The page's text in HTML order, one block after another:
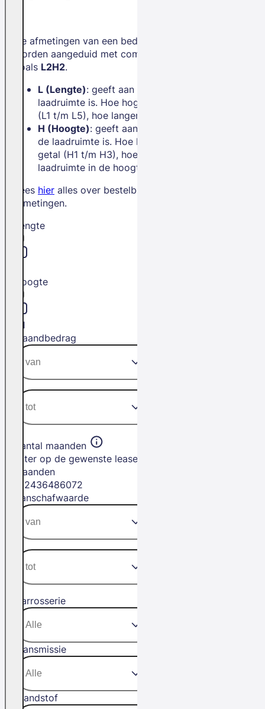
De afmetingen van een bedrijfswagen
worden aangeduid met combinaties
zoals L2H2.
L (Lengte): geeft aan hoe lang de
laadruimte is. Hoe hoger het getal
(L1 t/m L5), hoe langer de bus.
H (Hoogte): geeft aan hoe hoog
de laadruimte is. Hoe hoger het
getal (H1 t/m H3), hoe meer
laadruimte in de hoogte.
Lees hier alles over bestelbus
afmetingen.
Lengte
Hoogte
H1
Maandbedrag
Aantal maanden
Filter op de gewenste leasetermijn in
maanden
2436486072
Aanschafwaarde
Carrosserie
Transmissie
Brandstof